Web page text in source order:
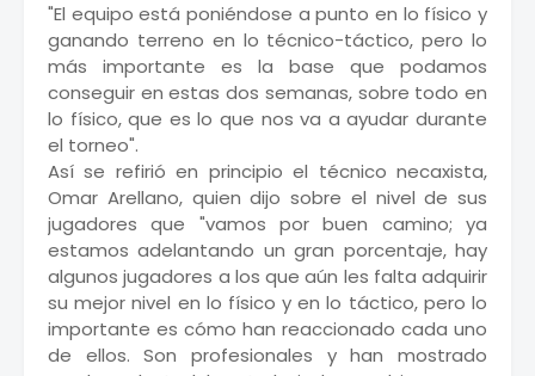
"El equipo está poniéndose a punto en lo físico y
ganando terreno en lo técnico-táctico, pero lo
más importante es la base que podamos
conseguir en estas dos semanas, sobre todo en
lo físico, que es lo que nos va a ayudar durante
el torneo".
Así se refirió en principio el técnico necaxista,
Omar Arellano, quien dijo sobre el nivel de sus
jugadores que "vamos por buen camino; ya
estamos adelantando un gran porcentaje, hay
algunos jugadores a los que aún les falta adquirir
su mejor nivel en lo físico y en lo táctico, pero lo
importante es cómo han reaccionado cada uno
de ellos. Son profesionales y han mostrado